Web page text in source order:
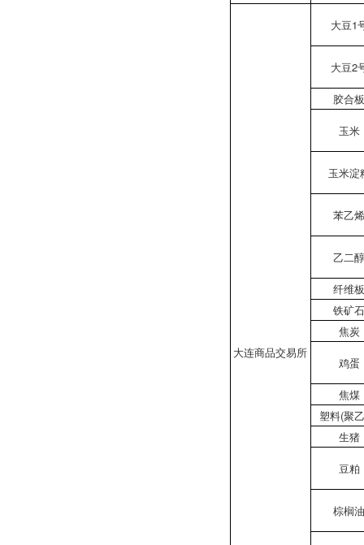
大连商品交易所
大豆1
大豆2
胶合
玉米
玉米淀
苯乙
乙二
纤维
铁矿
焦炭
鸡蛋
焦煤
塑料(聚
生猪
豆粕
棕榈